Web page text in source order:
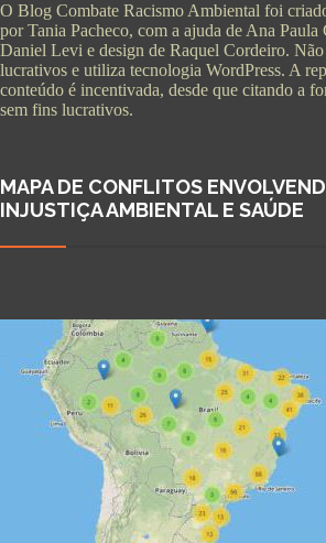
O Blog Combate Racismo Ambiental foi
por Tania Pacheco, com a ajuda de Ana Paula
Daniel Levi e design de Raquel Cordeiro.
lucrativos e utiliza tecnologia WordPress. A
conteúdo é incentivada, desde que citando a
sem fins lucrativos.
MAPA DE CONFLITOS
INJUSTIÇA AMBIENTAL E SAÚDE